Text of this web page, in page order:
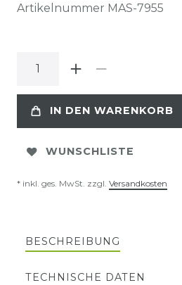
Artikelnummer MAS-7955
IN DEN WARENKORB
WUNSCHLISTE
* inkl. ges. MwSt. zzgl. Versandkosten
BESCHREIBUNG
TECHNISCHE DATEN